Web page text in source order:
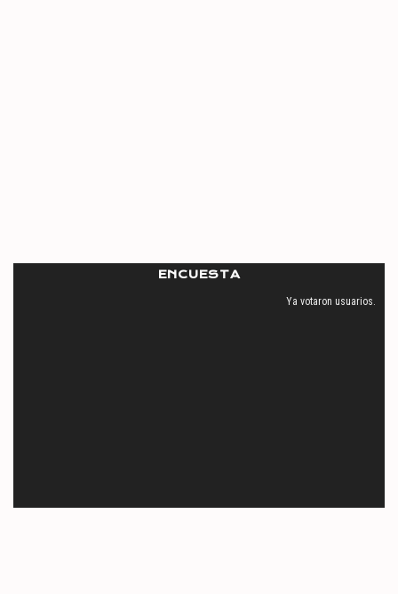
ENCUESTA
Ya votaron usuarios.